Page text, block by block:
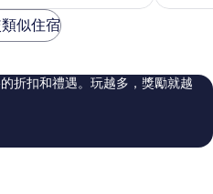
錯
評
論
似住宿
折扣和禮遇。玩越多，獎勵就越